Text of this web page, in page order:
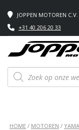
JOPPEN MOTOREN
+31 40 206 20 33
Producten
zoeken
HOME / MOTOREN /